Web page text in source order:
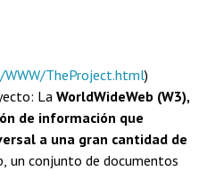
TheProject.html)
La WorldWideWeb (W3),
de información que
a una gran cantidad de
un conjunto de documentos